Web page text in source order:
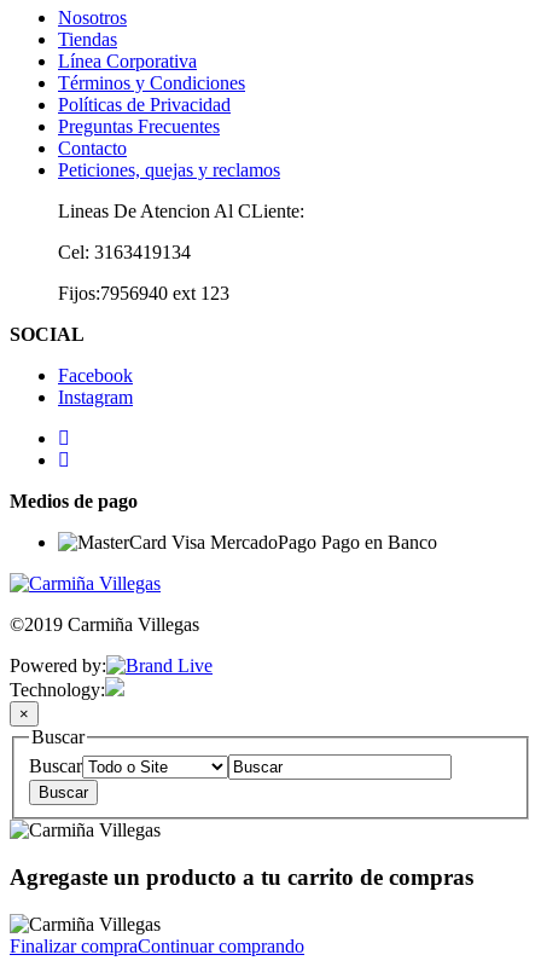
Nosotros
Tiendas
Línea Corporativa
Términos y Condiciones
Políticas de Privacidad
Preguntas Frecuentes
Contacto
Peticiones, quejas y reclamos
Lineas De Atencion Al CLiente:
Cel: 3163419134
Fijos:7956940 ext 123
SOCIAL
Facebook
Instagram
Medios de pago
©2019 Carmiña Villegas
Powered by:
Technology:
×
Buscar
Buscar
Agregaste un producto a tu carrito de compras
Finalizar compraContinuar comprando